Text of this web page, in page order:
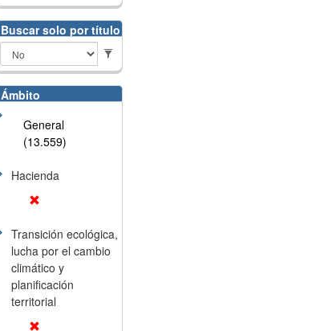
Buscar solo por título
Ámbito
General
(13.559)
Hacienda
Transición ecológica,
lucha por el cambio
climático y
planificación
territorial